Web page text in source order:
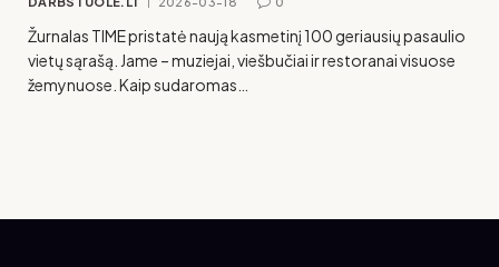
Žurnalas TIME pristatė naują kasmetinį 100 geriausių pasaulio
vietų sąrašą. Jame – muziejai, viešbučiai ir restoranai visuose
žemynuose. Kaip sudaromas…